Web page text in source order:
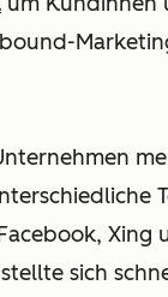
Xing
sich